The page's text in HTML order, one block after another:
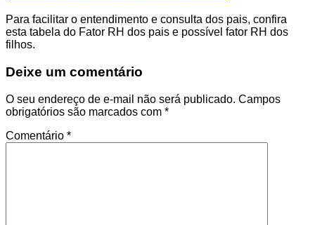
Para facilitar o entendimento e consulta dos pais, confira
esta tabela do Fator RH dos pais e possível fator RH dos
filhos.
Deixe um comentário
O seu endereço de e-mail não será publicado. Campos
obrigatórios são marcados com *
Comentário *